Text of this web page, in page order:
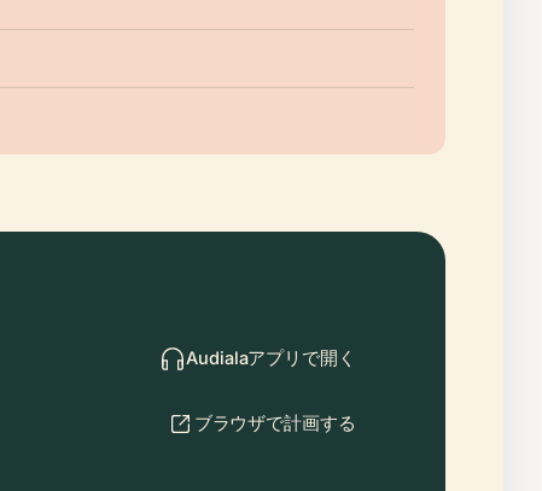
Audialaアプリで開く
ブラウザで計画する